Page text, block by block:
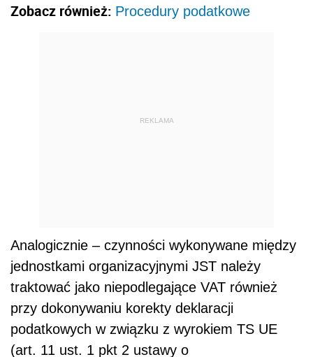
Zobacz również: Procedury podatkowe
REKLAMA
Analogicznie – czynności wykonywane między
jednostkami organizacyjnymi JST należy
traktować jako niepodlegające VAT również
przy dokonywaniu korekty deklaracji
podatkowych w związku z wyrokiem TS UE
(art. 11 ust. 1 pkt 2 ustawy o